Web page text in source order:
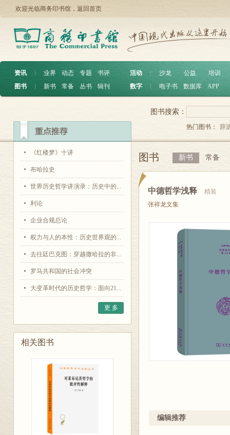
欢迎光临商务印书馆， 返回首页
资讯 ︱ 业界 动态 专题
书评
图书
︱ 新书 常备 丛书 辑刊
活动 沙龙 公益
培训
数字
电子书 数据库 APP
《红楼梦》十讲
布哈拉史
世界历史哲学讲演录：历史中的...
利论
企业合规总论
权力与人的本性：历史世界观的...
去往廷巴克图：穿越撒哈拉的非...
罗马共和国的社会冲突
大变革时代的历史哲学：面向21...
更 多
相关图书
图书搜索：
热门图书： 辞
图书 新书 常备
中德哲学浅释
精装
张祥龙文集
编辑推荐